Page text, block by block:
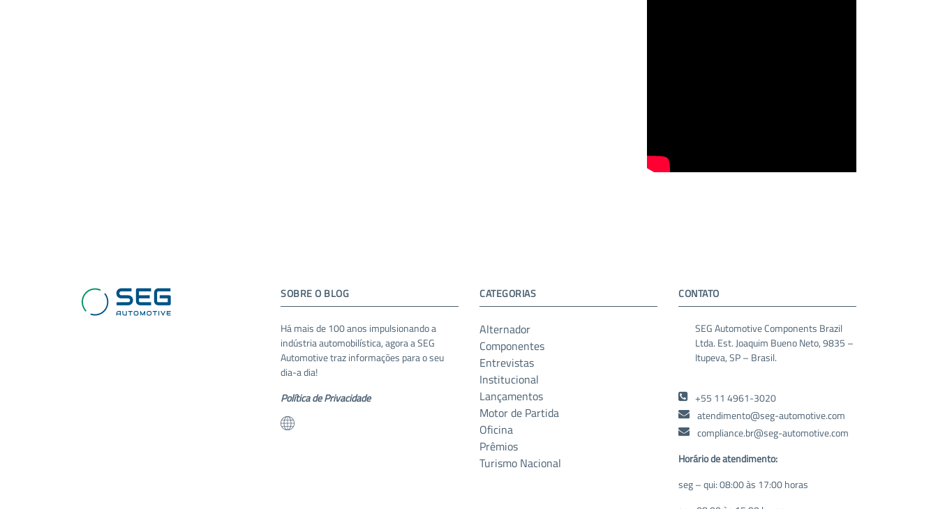
SOBRE O BLOG
Há mais de 100 anos impulsionando a
indústria automobilística, agora a SEG
Automotive traz informações para o seu
dia-a dia!
Política de Privacidade
CATEGORIAS
Alternador
Componentes
Entrevistas
Institucional
Lançamentos
Motor de Partida
Oficina
Prêmios
Turismo Nacional
CONTATO
SEG Automotive Components Brazil
Ltda. Est. Joaquim Bueno Neto, 9835 –
Itupeva, SP – Brasil.
+55 11 4961-3020
atendimento@seg-automotive.com
compliance.br@seg-automotive.com
Horário de atendimento:
seg – qui: 08:00 às 17:00 horas